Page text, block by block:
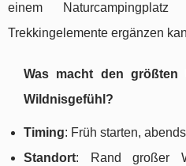
einem
Trekkingelemente ergänzen
Was macht den größten
Wildnisgefühl?
Timing: Früh starten,
Standort: Rand großer